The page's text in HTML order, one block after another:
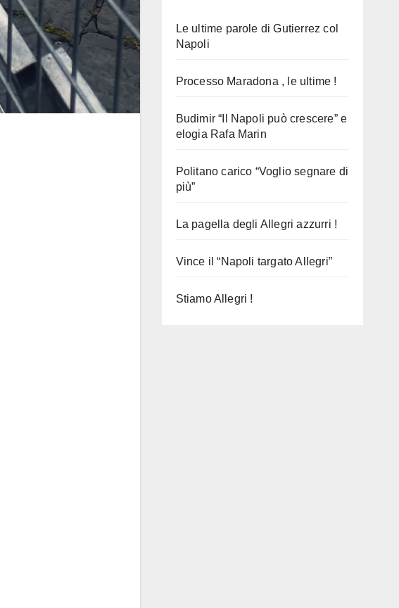
Le ultime parole di Gutierrez col
Napoli
Processo Maradona , le ultime !
Budimir “Il Napoli può crescere” e
elogia Rafa Marin
Politano carico “Voglio segnare di
più”
La pagella degli Allegri azzurri !
Vince il “Napoli targato Allegri”
Stiamo Allegri !